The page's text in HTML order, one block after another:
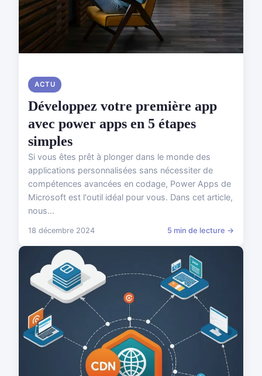
ACTU
Développez votre première app
avec power apps en 5 étapes
simples
Si vous êtes prêt à plonger dans le monde des
applications personnalisées sans nécessiter de
compétences avancées en codage, Power Apps de
Microsoft est l'outil idéal pour vous. Dans cet article,
nous...
18 décembre 2024 5 min de lecture →